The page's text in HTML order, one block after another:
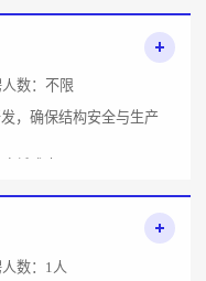
数：不限
，确保结构安全与生产
数：1人